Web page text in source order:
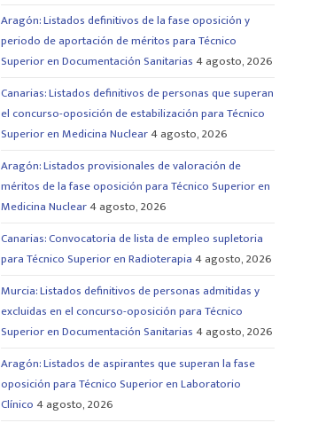
Aragón: Listados definitivos de la fase oposición y
periodo de aportación de méritos para Técnico
Superior en Documentación Sanitarias4 agosto, 2026
Canarias: Listados definitivos de personas que superan
el concurso-oposición de estabilización para Técnico
Superior en Medicina Nuclear4 agosto, 2026
Aragón: Listados provisionales de valoración de
méritos de la fase oposición para Técnico Superior en
Medicina Nuclear4 agosto, 2026
Canarias: Convocatoria de lista de empleo supletoria
para Técnico Superior en Radioterapia4 agosto, 2026
Murcia: Listados definitivos de personas admitidas y
excluidas en el concurso-oposición para Técnico
Superior en Documentación Sanitarias4 agosto, 2026
Aragón: Listados de aspirantes que superan la fase
oposición para Técnico Superior en Laboratorio
Clínico4 agosto, 2026